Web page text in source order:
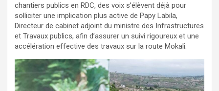
chantiers publics en RDC, des voix s’élèvent déjà pour
solliciter une implication plus active de Papy Labila,
Directeur de cabinet adjoint du ministre des Infrastructures
et Travaux publics, afin d’assurer un suivi rigoureux et une
accélération effective des travaux sur la route Mokali.